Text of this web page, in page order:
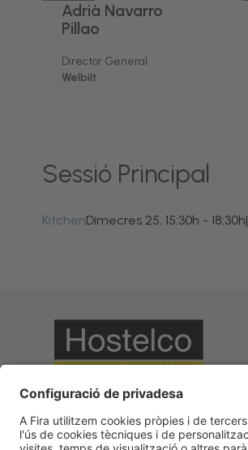
Adrià Navarro
Pillao
Director General
Welbilt
Sessió Principal
KitchenDimecres 25, 15:30h - 18:30h|
Informació legal